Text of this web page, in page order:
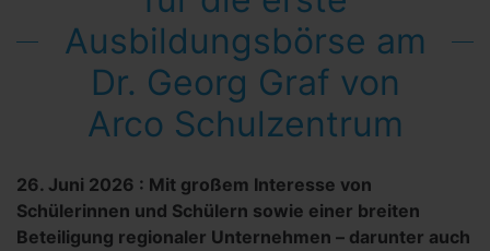
Ausbildungsbörse am
Dr. Georg Graf von
Arco Schulzentrum
26. Juni 2026 : Mit großem Interesse von
Schülerinnen und Schülern sowie einer breiten
Beteiligung regionaler Unternehmen – darunter auch